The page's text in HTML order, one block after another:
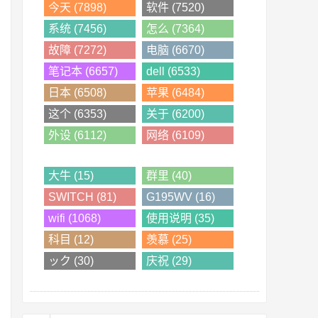
今天 (7898)
软件 (7520)
系统 (7456)
怎么 (7364)
故障 (7272)
电脑 (6670)
笔记本 (6657)
dell (6533)
日本 (6508)
苹果 (6484)
这个 (6353)
关于 (6200)
外设 (6112)
网络 (6109)
大牛 (15)
群里 (40)
SWITCH (81)
G195WV (16)
wifi (1068)
使用说明 (35)
科目 (12)
羡慕 (25)
ック (30)
庆祝 (29)